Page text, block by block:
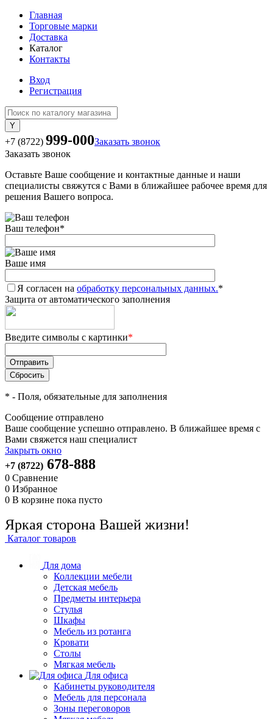
Главная
Торговые марки
Доставка
Каталог
Контакты
Вход
Регистрация
+7 (8722) 999-000Заказать звонок
Заказать звонок
Оставьте Ваше сообщение и контактные данные и наши
специалисты свяжутся с Вами в ближайшее рабочее время для
решения Вашего вопроса.
Ваш телефон*
Ваше имя
Я согласен на обработку персональных данных.*
Защита от автоматического заполнения
Введите символы с картинки*
* - Поля, обязательные для заполнения
Сообщение отправлено
Ваше сообщение успешно отправлено. В ближайшее время с
Вами свяжется наш специалист
Закрыть окно
+7 (8722) 678-888
0 Сравнение
0 Избранное
0 В корзине пока пусто
Яркая сторона Вашей жизни!
Каталог товаров
Для дома
Коллекции мебели
Детская мебель
Предметы интерьера
Стулья
Шкафы
Мебель из ротанга
Кровати
Столы
Мягкая мебель
Для офиса
Кабинеты руководителя
Мебель для персонала
Зоны переговоров